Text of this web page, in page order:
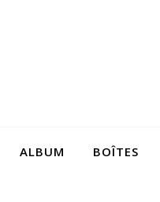
ALBUM BOÎTES